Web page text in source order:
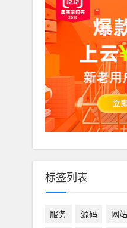
标签列表
服务 源码 网